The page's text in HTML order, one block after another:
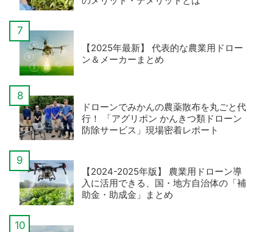
【2025年最新】 代表的な農業用ドロー
ン＆メーカーまとめ
ドローンでみかんの農薬散布を丸ごと代
行！ 「アグリポン かんきつ類ドローン
防除サービス」現場密着レポート
【2024-2025年版】 農業用ドローン導
入に活用できる、国・地方自治体の「補
助金・助成金」まとめ